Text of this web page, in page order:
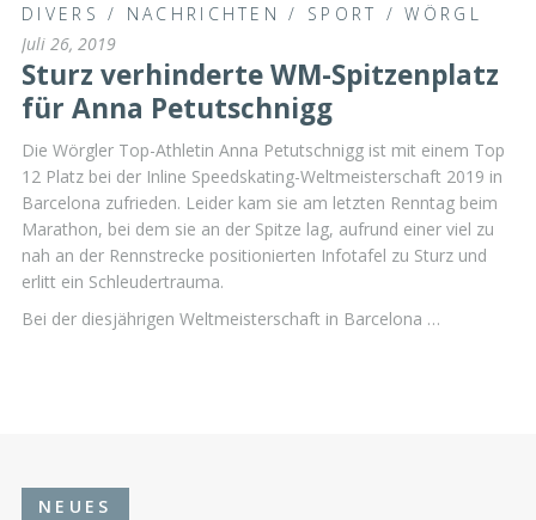
DIVERS / NACHRICHTEN / SPORT /WÖRGL
Juli 26, 2019
Sturz verhinderte WM-Spitzenplatz
für Anna Petutschnigg
Die Wörgler Top-Athletin Anna Petutschnigg ist mit einem Top
12 Platz bei der Inline Speedskating-Weltmeisterschaft 2019 in
Barcelona zufrieden. Leider kam sie am letzten Renntag beim
Marathon, bei dem sie an der Spitze lag, aufrund einer viel zu
nah an der Rennstrecke positionierten Infotafel zu Sturz und
erlitt ein Schleudertrauma.
Bei der diesjährigen Weltmeisterschaft in Barcelona …
NEUES